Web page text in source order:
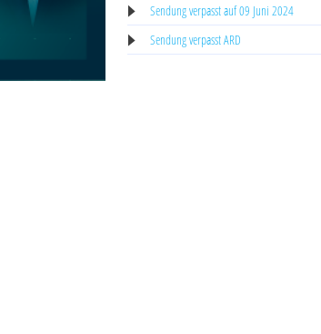
Sendung verpasst auf 09 Juni 2024
Sendung verpasst ARD